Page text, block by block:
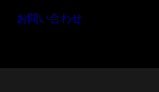
お問い合わせ